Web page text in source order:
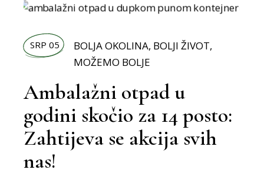
SRP 05 BOLJA OKOLINA, BOLJI ŽIVOT,
MOŽEMO BOLJE
Ambalažni otpad u
godini skočio za 14 posto:
Zahtijeva se akcija svih
nas!